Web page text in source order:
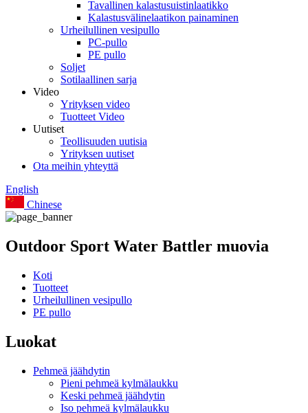
Tavallinen kalastusuistinlaatikko
Kalastusvälinelaatikon painaminen
Urheilullinen vesipullo
PC-pullo
PE pullo
Soljet
Sotilaallinen sarja
Video
Yrityksen video
Tuotteet Video
Uutiset
Teollisuuden uutisia
Yrityksen uutiset
Ota meihin yhteyttä
English
Chinese
Outdoor Sport Water Battler muovia
Koti
Tuotteet
Urheilullinen vesipullo
PE pullo
Luokat
Pehmeä jäähdytin
Pieni pehmeä kylmälaukku
Keski pehmeä jäähdytin
Iso pehmeä kylmälaukku